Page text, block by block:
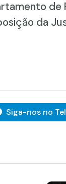
de
da
Siga-nos no